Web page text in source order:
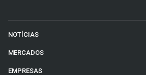
NOTÍCIAS
MERCADOS
EMPRESAS